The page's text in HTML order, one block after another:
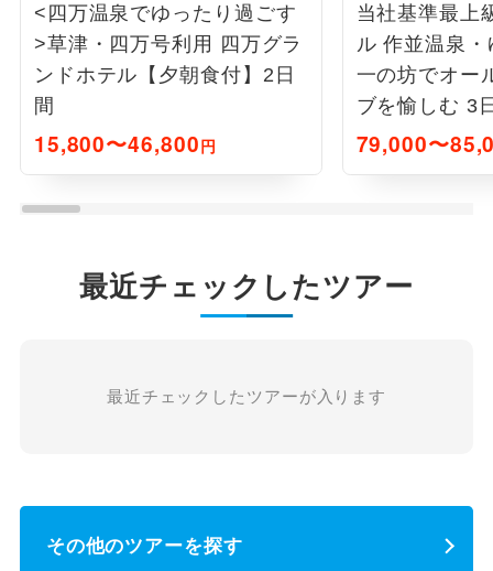
<四万温泉でゆったり過ごす
>草津・四万号利用 四万グラ
ンドホテル【夕朝食付】2日
間
15,800〜46,800円
当社基準最上
ル 作並温泉
一の坊でオー
ブを愉しむ 3
79,000〜
最近チェックしたツアー
最近チェックしたツアーが入ります
その他のツアーを探す